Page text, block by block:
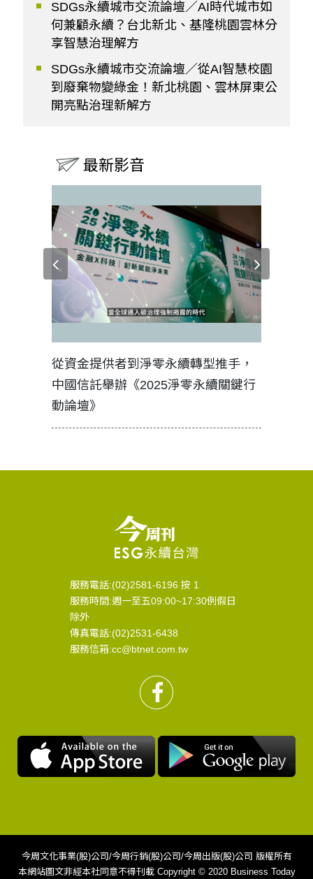
SDGs永續城市交流論壇／AI時代城市如
何兼顧永續？台北新北、基隆桃園雲林分
享智慧治理解方
SDGs永續城市交流論壇／從AI智慧校園
到廢棄物變綠金！新北桃園、雲林屏東公
開亮點治理新解方
最新影音
從資金提供者到淨零永續轉型推手，
中國信託舉辦《2025淨零永續關鍵行
動論壇》
服務電話:(02)2581-6196 按 1
服務時間:週一至五09:00~17:30例假日
除外
傳真電話:(02)2531-6438
服務信箱:cc@btnet.com.tw
今周文化事業(股)公司/今周行銷(股)公司/今周出版(股)公司 版權所有
本網站圖文非經本社同意不得刊載 Copyright © 2020 Business Today